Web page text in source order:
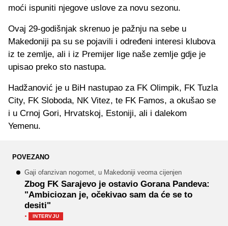
moći ispuniti njegove uslove za novu sezonu.
Ovaj 29-godišnjak skrenuo je pažnju na sebe u
Makedoniji pa su se pojavili i određeni interesi klubova
iz te zemlje, ali i iz Premijer lige naše zemlje gdje je
upisao preko sto nastupa.
Hadžanović je u BiH nastupao za FK Olimpik, FK Tuzla
City, FK Sloboda, NK Vitez, te FK Famos, a okušao se
i u Crnoj Gori, Hrvatskoj, Estoniji, ali i dalekom
Yemenu.
POVEZANO
Gaji ofanzivan nogomet, u Makedoniji veoma cijenjen
Zbog FK Sarajevo je ostavio Gorana Pandeva:
"Ambiciozan je, očekivao sam da će se to
desiti"
· INTERVJU